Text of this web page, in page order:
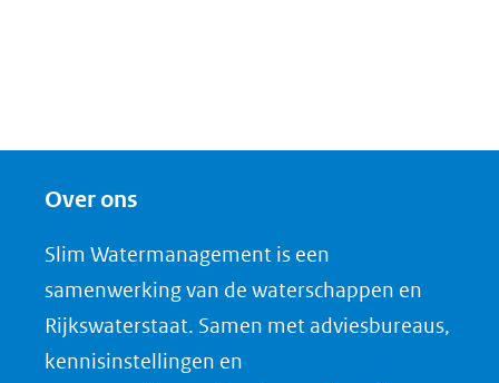
Over ons
Slim Watermanagement is een
samenwerking van de waterschappen en
Rijkswaterstaat. Samen met adviesbureaus,
kennisinstellingen en